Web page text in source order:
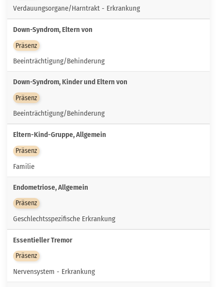
Verdauungsorgane/Harntrakt - Erkrankung
Down-Syndrom, Eltern von
Präsenz
Beeinträchtigung/Behinderung
Down-Syndrom, Kinder und Eltern von
Präsenz
Beeinträchtigung/Behinderung
Eltern-Kind-Gruppe, Allgemein
Präsenz
Familie
Endometriose, Allgemein
Präsenz
Geschlechtsspezifische Erkrankung
Essentieller Tremor
Präsenz
Nervensystem - Erkrankung